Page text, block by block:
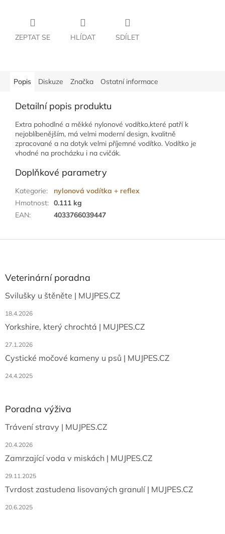
ZEPTAT SE HLÍDAT SDÍLET
Popis Diskuze Značka Ostatní informace
Detailní popis produktu
Extra pohodlné a měkké nylonové vodítko,které patří k
nejoblíbenějším, má velmi moderní design, kvalitně
zpracované a na dotyk velmi příjemné vodítko. Vodítko je
vhodné na procházku i na cvičák.
Doplňkové parametry
Kategorie:
nylonová vodítka + reflex
Hmotnost: 0.111 kg
EAN: 4033766039447
aVeterinární poradna
Svilušky u štěněte | MUJPES.CZ
18.4.2026
Yorkshire, který chrochtá | MUJPES.CZ
27.1.2026
Cystické močové kameny u psů | MUJPES.CZ
24.4.2025
Poradna výživa
Trávení stravy | MUJPES.CZ
20.4.2026
Zamrzající voda v miskách | MUJPES.CZ
29.11.2025
Tvrdost zastudena lisovaných granulí | MUJPES.CZ
20.6.2025